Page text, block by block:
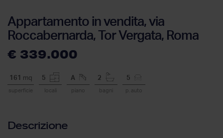
Appartamento in vendita, via
Roccabernarda, Tor Vergata, Roma
€ 339.000
161 mq
superficie
5
locali
A
piano
2
bagni
5
p. auto
Descrizione